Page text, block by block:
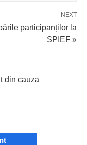
NEXT
participanților la
SPIEF »
din cauza